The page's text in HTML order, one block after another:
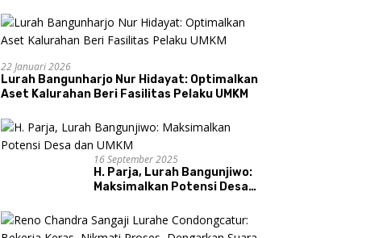
22 Januari 2026
Lurah Bangunharjo Nur Hidayat: Optimalkan
Aset Kalurahan Beri Fasilitas Pelaku UMKM
16 September 2025
H. Parja, Lurah Bangunjiwo:
Maksimalkan Potensi Desa